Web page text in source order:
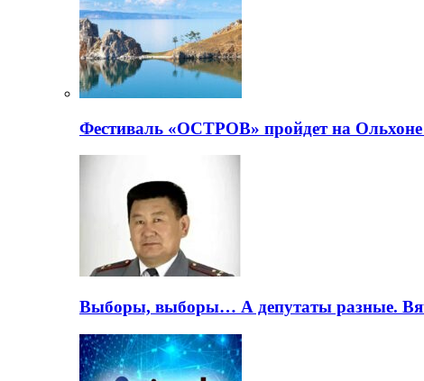
Фестиваль «ОСТРОВ» пройдет на
Выборы, выборы… А депутаты разные.